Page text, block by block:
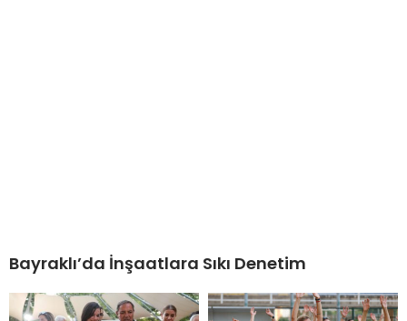
Bayraklı’da İnşaatlara Sıkı Denetim